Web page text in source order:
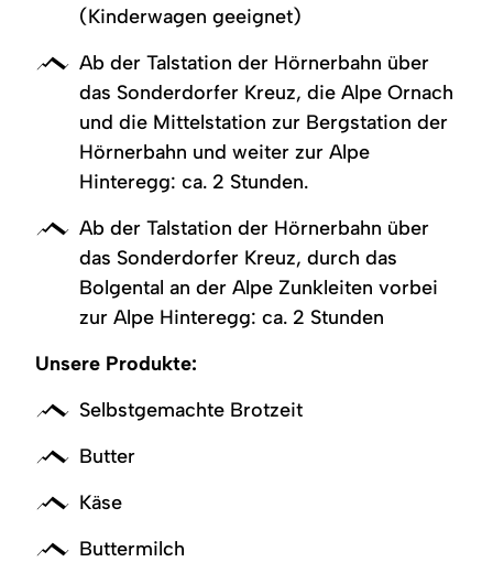
(Kinderwagen geeignet)
Ab der Talstation der Hörnerbahn über
das Sonderdorfer Kreuz, die Alpe Ornach
und die Mittelstation zur Bergstation der
Hörnerbahn und weiter zur Alpe
Hinteregg: ca. 2 Stunden.
Ab der Talstation der Hörnerbahn über
das Sonderdorfer Kreuz, durch das
Bolgental an der Alpe Zunkleiten vorbei
zur Alpe Hinteregg: ca. 2 Stunden
Unsere Produkte:
Selbstgemachte Brotzeit
Butter
Käse
Buttermilch